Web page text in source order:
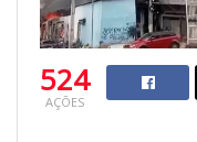
524
AÇÕES